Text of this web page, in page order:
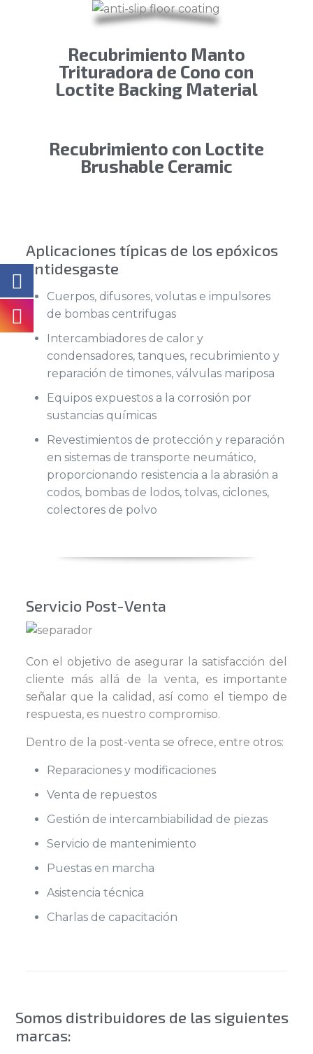
Recubrimiento Manto
Trituradora de Cono con
Loctite Backing Material
Recubrimiento con Loctite
Brushable Ceramic
Aplicaciones típicas de los epóxicos
antidesgaste
Cuerpos, difusores, volutas e impulsores
de bombas centrifugas
Intercambiadores de calor y
condensadores, tanques, recubrimiento y
reparación de timones, válvulas mariposa
Equipos expuestos a la corrosión por
sustancias químicas
Revestimientos de protección y reparación
en sistemas de transporte neumático,
proporcionando resistencia a la abrasión a
codos, bombas de lodos, tolvas, ciclones,
colectores de polvo
Servicio Post-Venta
Con el objetivo de asegurar la satisfacción del
cliente más allá de la venta, es importante
señalar que la calidad, así como el tiempo de
respuesta, es nuestro compromiso.
Dentro de la post-venta se ofrece, entre otros:
Reparaciones y modificaciones
Venta de repuestos
Gestión de intercambiabilidad de piezas
Servicio de mantenimiento
Puestas en marcha
Asistencia técnica
Charlas de capacitación
Somos distribuidores de las siguientes
marcas: